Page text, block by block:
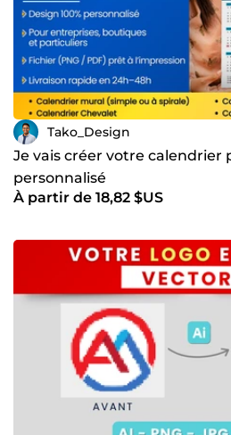
Tako_Design
Je vais créer votre calendrier
personnalisé
À partir de 18,82 $US